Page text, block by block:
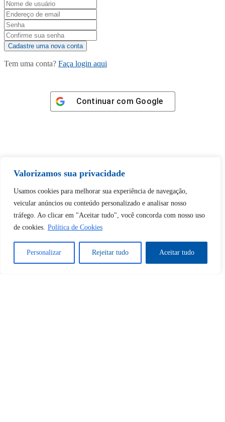
Valorizamos sua privacidade
Usamos cookies para melhorar sua experiência de navegação,
veicular anúncios ou conteúdo personalizado e analisar nosso
tráfego. Ao clicar em "Aceitar tudo", você concorda com nosso uso
de cookies. Política de Cookies
Personalizar Rejeitar tudo Aceitar tudo
Tem uma conta? Faça login aqui
Continuar com Google
Tem certeza de que deseja
Desbloquear esquerda : 0
Sim Não